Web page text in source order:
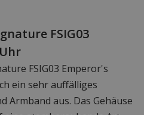
FSIG03
FSIG03 Emperor's
ein sehr auffälliges
Armband aus. Das Gehäuse